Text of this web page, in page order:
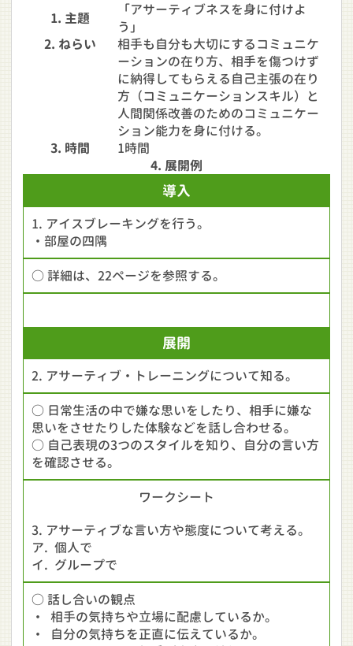
1. 主題
「アサーティブネスを身に付けよ
う」
2. ねらい
相手も自分も大切にするコミュニケ
ーションの在り方、相手を傷つけず
に納得してもらえる自己主張の在り
方（コミュニケーションスキル）と
人間関係改善のためのコミュニケー
ション能力を身に付ける。
3. 時間
1時間
4. 展開例
導入
1. アイスブレーキングを行う。
・部屋の四隅
○ 詳細は、22ページを参照する。
展開
2. アサーティブ・トレーニングについて知る。
○ 日常生活の中で嫌な思いをしたり、相手に嫌な
思いをさせたりした体験などを話し合わせる。
○ 自己表現の3つのスタイルを知り、自分の言い方
を確認させる。
ワークシート
3. アサーティブな言い方や態度について考える。
ア. 個人で
イ. グループで
○ 話し合いの観点
・ 相手の気持ちや立場に配慮しているか。
・ 自分の気持ちを正直に伝えているか。